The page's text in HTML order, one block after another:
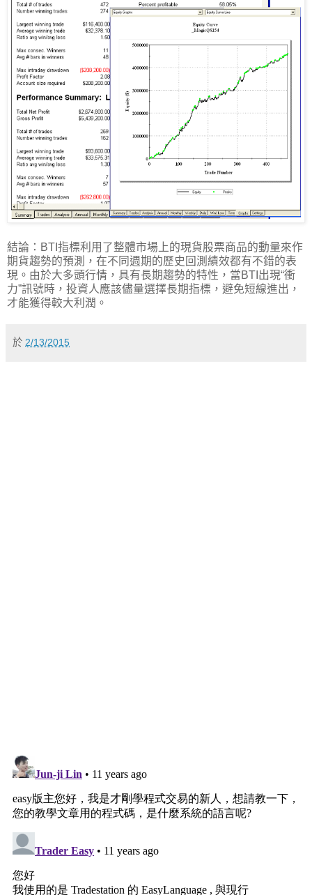
結論：BTI指標利用了整體市場上的現貨股票商品的動量來作
期貨趨勢的預測，在不同週期的歷史回測績效都有不錯的表
現。由於大多頭行情，具有長期趨勢的特性，當BTI出現“衝
力”訊號時，投資人應該儘量選擇長期指標，避免短線進出，
才能獲得較大利潤。
於 2/13/2015